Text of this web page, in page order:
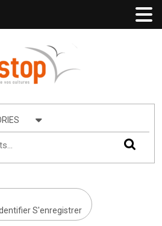
S'enregistrer